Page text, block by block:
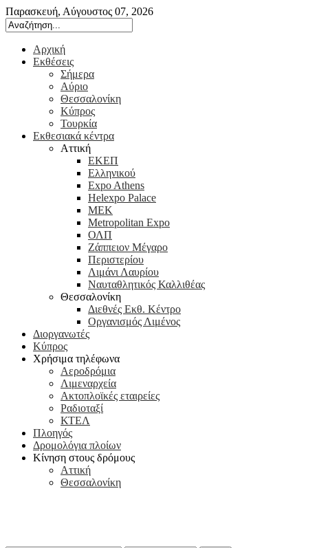
Παρασκευή, Αύγουστος 07, 2026
Αρχική
Εκθέσεις
Σήμερα
Αύριο
Θεσσαλονίκη
Κύπρος
Τουρκία
Εκθεσιακά κέντρα
Αττική
ΕΚΕΠ
Ελληνικού
Expo Athens
Helexpo Palace
ΜΕΚ
Metropolitan Expo
ΟΛΠ
Ζάππειον Μέγαρο
Περιστερίου
Λιμάνι Λαυρίου
Ναυταθλητικός Καλλιθέας
Θεσσαλονίκη
Διεθνές Εκθ. Κέντρο
Οργανισμός Λιμένος
Διοργανωτές
Κύπρος
Χρήσιμα τηλέφωνα
Αεροδρόμια
Λιμεναρχεία
Ακτοπλοϊκές εταιρείες
Ραδιοταξί
ΚΤΕΛ
Πλοηγός
Δρομολόγια πλοίων
Κίνηση στους δρόμους
Αττική
Θεσσαλονίκη